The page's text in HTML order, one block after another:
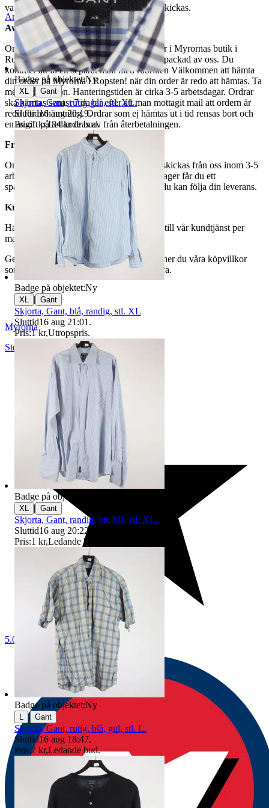
varor märkta endast avhämtning inte kan skickas.
Avhämtning
Om du väljer avhämtning hämtas din order i Myrornas butik i
Ropsten, Kolargatan 2 efter den har blivit packad av oss. Du
kommer att få ett separat mail med rubriken Välkommen att hämta
din order på Myrorna i Ropsten! när din order är redo att hämtas. Ta
med legitimation. Hanteringstiden är cirka 3-5 arbetsdagar. Ordrar
ska hämtas senast 7 dagar efter att man mottagit mail att ordern är
redo för avhämtning. Ordrar som ej hämtas ut i tid rensas bort och
en avgift på 84 kr dras av från återbetalningen.
Frakt
Om du har valt frakt kommer din vara att skickas från oss inom 3-5
arbetsdagar. När din vara har lämnat vårt lager får du ett
spårningsnummer av DSV inom kort där du kan följa din leverans.
Kundservice
Har du frågor eller funderingar hör av dig till vår kundtjänst per
mail:
webbshop@myrorna.se .
Genom att buda på våra annonser godkänner du våra köpvillkor
som du hittar på vår infosida här på Tradera.
Anmäl Sälj liknande
Myrorna
Stockholm
Sverige
5.0
Badge på objektet:Ny
XL | Gant
Skjorta, Gant, rutig, blå, stl. XL.
Sluttid16 aug 20:19.
Pris:1 kr,Ledande bud.
Badge på objektet:Ny
XL | Gant
Skjorta, Gant, blå, randig, stl. XL
Sluttid16 aug 21:01 .
Pris:1 kr,Utropspris.
Badge på objektet:
XL | Gant
Skjorta, Gant, randig, vit, blå, stl. XL.
Sluttid16 aug 20:22
Pris:1 kr,Ledande bud
Badge på objektet:Ny
| Gant
Skjorta, Gant, rutig, blå, gul, stl. L.
Sluttid16 aug 18:47.
Pris:7 kr,Ledande bud.